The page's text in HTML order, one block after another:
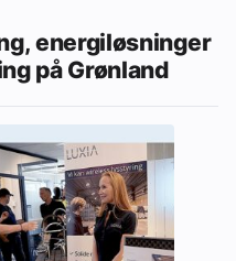
energiløsninger
på Grønland